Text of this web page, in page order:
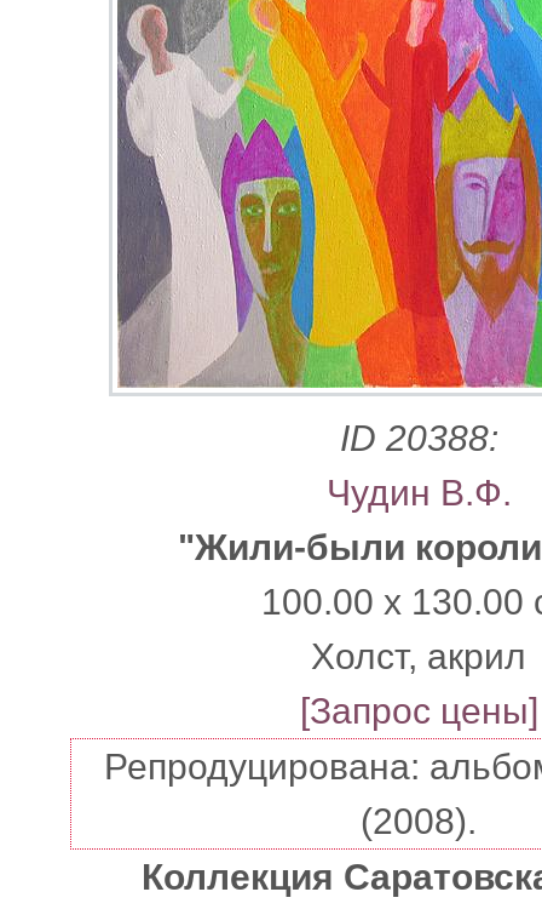
ID 20388:
Чудин В.Ф.
"Жили-были
100.00 x 130.00
Xолст, акрил
[Запрос цены]
Репродуцирована:
(2008).
Коллекция